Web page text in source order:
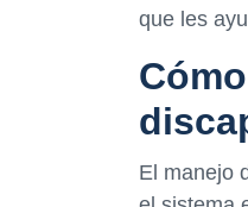
que les
El manejo